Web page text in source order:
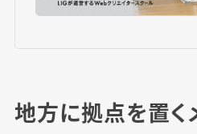
地方に拠点を置く